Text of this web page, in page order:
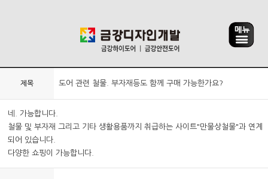
제목 도어 관련 철물. 부자재등도 함께 구매 가능한가요?
네. 가능합니다.
철물 및 부자재 그리고 기타 생활용품까지 취급하는 사이트"만물상철물"과 연계
되어 있습니다.
다양한 쇼핑이 가능합니다.